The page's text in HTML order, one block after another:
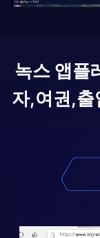
녹스 앱플
자,여권,출